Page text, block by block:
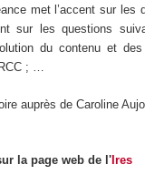
met l’accent sur
sur les questions
du contenu et
; …
auprès de Caroline
la page web de l' Ires